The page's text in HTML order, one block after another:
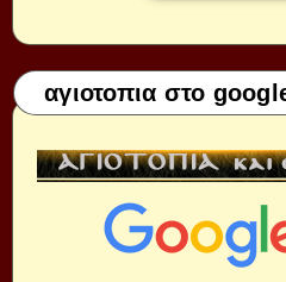
αγιοτοπια στο